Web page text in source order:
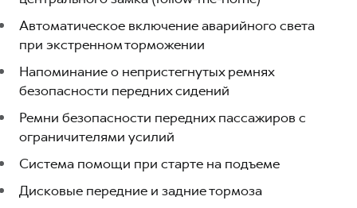
Автоматическое включение аварийного света
при экстренном торможении
Напоминание о непристегнутых ремнях
безопасности передних сидений
Ремни безопасности передних пассажиров с
ограничителями усилий
Система помощи при старте на подъеме
Дисковые передние и задние тормоза